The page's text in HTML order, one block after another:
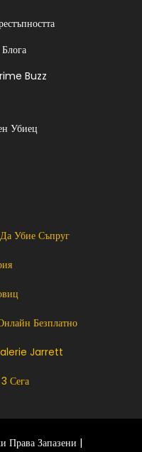
Buzz
Убиец
Убие Съпруг
Безплатно
Jarrett
Сега
Запазени |